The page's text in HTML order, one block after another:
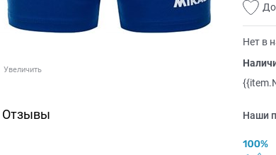
Увеличить
Отзывы
Нет в
Наши